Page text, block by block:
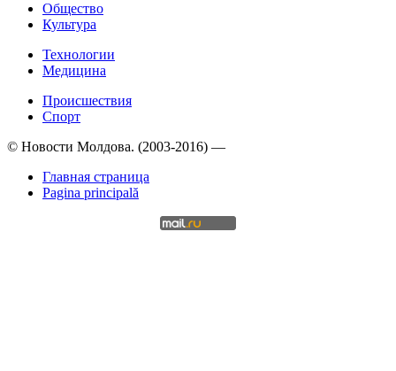
Общество
Культура
Технологии
Медицина
Происшествия
Спорт
© Новости Молдова. (2003-2016) —
Главная страница
Pagina principală